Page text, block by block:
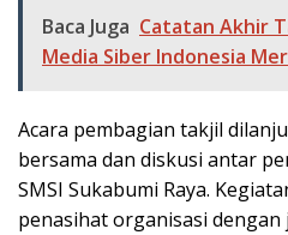
Baca Juga Catatan Akhir
Media Siber Indonesia
Acara pembagian takjil
bersama dan diskusi antar
SMSI Sukabumi Raya.
penasihat organisasi